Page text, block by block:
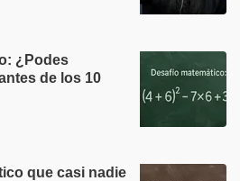
¿Podes
de los 10
que casi nadie